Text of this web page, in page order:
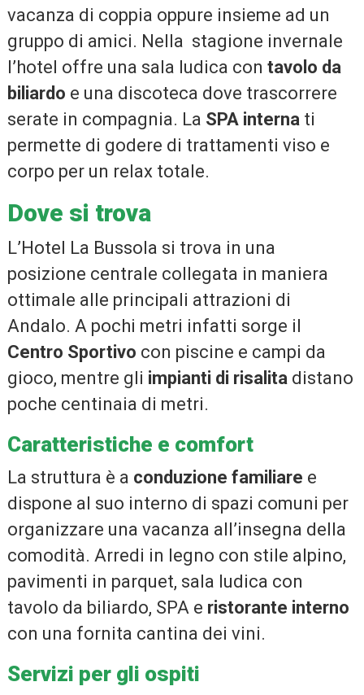
vacanza di coppia oppure insieme ad un
gruppo di amici. Nella stagione invernale
l’hotel offre una sala ludica con tavolo da
biliardo e una discoteca dove trascorrere
serate in compagnia. La SPA interna ti
permette di godere di trattamenti viso e
corpo per un relax totale.
Dove si trova
L’Hotel La Bussola si trova in una
posizione centrale collegata in maniera
ottimale alle principali attrazioni di
Andalo. A pochi metri infatti sorge il
Centro Sportivo con piscine e campi da
gioco, mentre gli impianti di risalita distano
poche centinaia di metri.
Caratteristiche e comfort
La struttura è a conduzione familiare e
dispone al suo interno di spazi comuni per
organizzare una vacanza all’insegna della
comodità. Arredi in legno con stile alpino,
pavimenti in parquet, sala ludica con
tavolo da biliardo, SPA e ristorante interno
con una fornita cantina dei vini.
Servizi per gli ospiti